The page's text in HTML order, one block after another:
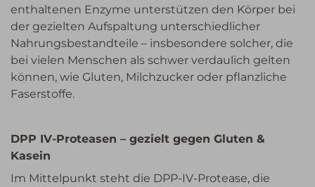
enthaltenen Enzyme unterstützen den Körper bei
der gezielten Aufspaltung unterschiedlicher
Nahrungsbestandteile – insbesondere solcher, die
bei vielen Menschen als schwer verdaulich gelten
können, wie Gluten, Milchzucker oder pflanzliche
Faserstoffe.
DPP IV-Proteasen – gezielt gegen Gluten &
Kasein
Im Mittelpunkt steht die DPP-IV-Protease, die